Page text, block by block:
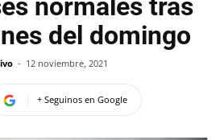
normales tras
del domingo
- 12 noviembre, 2021
+ Seguinos en Google